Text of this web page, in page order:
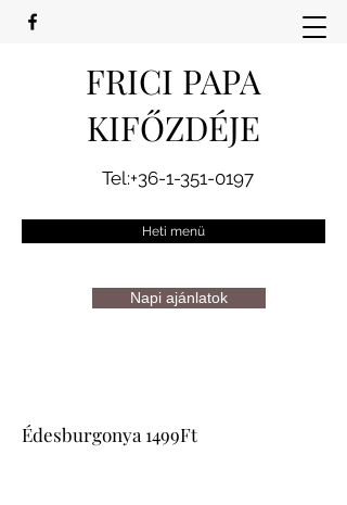
FRICI PAPA
KIFŐZDÉJE
Tel:+36-1-351-0197
Heti menü
Napi ajánlatok
Édesburgonya 1499Ft